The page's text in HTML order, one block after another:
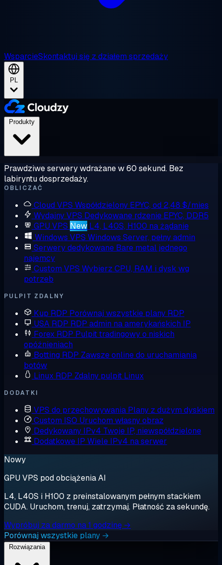
WsparcieSkontaktuj się z działem sprzedaży
PL
Prawdziwe serwery wdrażane w 60 sekund. Bez
labiryntu dosprzedaży.
OBLICZAĆ
Cloud VPS Współdzielony EPYC, od 2,48 $/mies
Wydajny VPS Dedykowane rdzenie EPYC, DDR5
GPU VPS New L4, L40S, H100 na żądanie
Windows VPS Windows Server, pełny admin
Serwery dedykowane Bare metal jednego
najemcy
Custom VPS Wybierz CPU, RAM i dysk wg
potrzeb
PULPIT ZDALNY
Kup RDP Porównaj wszystkie plany RDP
USA RDP RDP admin na amerykańskich IP
Forex RDP Pulpit tradingowy o niskich
opóźnieniach
Botting RDP Zawsze online do uruchamiania
botów
Linux RDP Zdalny pulpit Linux
DODATKI
VPS do przechowywania Plany z dużym dyskiem
Custom ISO Uruchom własny obraz
Dedykowany IPv4 Twoje IP, niewspółdzielone
Dodatkowe IP Wiele IPv4 na serwer
Nowy
GPU VPS pod obciążenia AI
L4, L40S i H100 z preinstalowanym pełnym stackiem
CUDA. Uruchom, trenuj, zatrzymaj. Płatność za sekundę.
Wypróbuj za darmo na 1 godzinę →
Porównaj wszystkie plany →
Rozwiązania